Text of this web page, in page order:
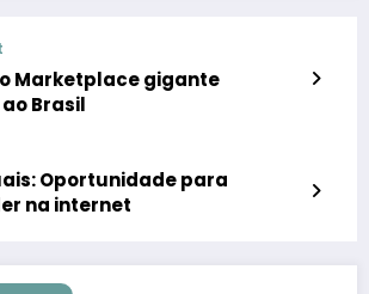
Marketplace gigante
Brasil
Oportunidade para
na internet